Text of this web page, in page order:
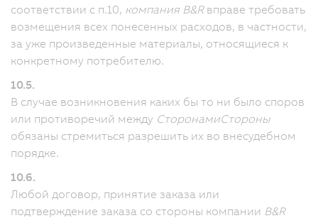
соответствии с п.10, компания B&Rвправе требовать
возмещения всех понесенных расходов, в частности,
за уже произведенные материалы, относящиеся к
конкретному потребителю.
10.5.
В случае возникновения каких бы то ни было споров
или противоречий между СторонамиСтороны
обязаны стремиться разрешить их во внесудебном
порядке.
10.6.
Любой договор, принятие заказа или
подтверждение заказа со стороны компании B&R